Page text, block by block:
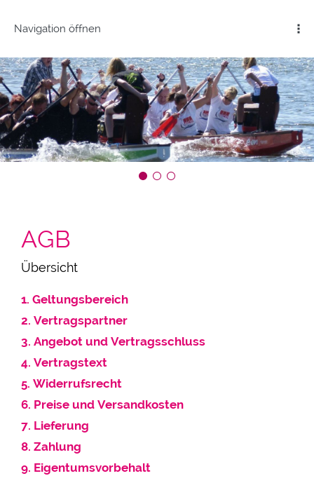
Navigation öffnen
AGB
Übersicht
1. Geltungsbereich
2. Vertragspartner
3. Angebot und Vertragsschluss
4. Vertragstext
5. Widerrufsrecht
6. Preise und Versandkosten
7. Lieferung
8. Zahlung
9. Eigentumsvorbehalt